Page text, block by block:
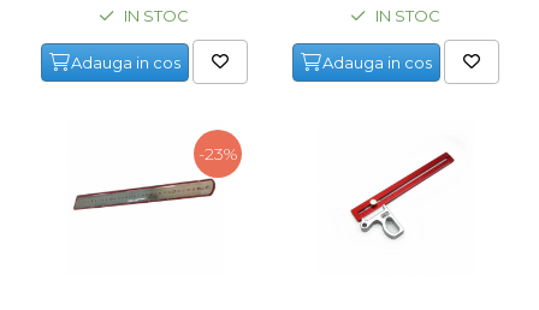
Scule Electrician
Subler
Sarpe Desfundat Tevi
Nivele
IN STOC
Adauga in cos
-23%
IN STOC
Adauga in cos